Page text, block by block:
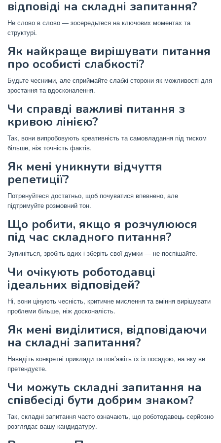
відповіді на складні запитання?
Не слово в слово — зосередьтеся на ключових моментах та
структурі.
Як найкраще вирішувати питання
про особисті слабкості?
Будьте чесними, але сприймайте слабкі сторони як можливості для
зростання та вдосконалення.
Чи справді важливі питання з
кривою лінією?
Так, вони випробовують креативність та самовладання під тиском
більше, ніж точність фактів.
Як мені уникнути відчуття
репетиції?
Потренуйтеся достатньо, щоб почуватися впевнено, але
підтримуйте розмовний тон.
Що робити, якщо я розчулююся
під час складного питання?
Зупиніться, зробіть вдих і зберіть свої думки — не поспішайте.
Чи очікують роботодавці
ідеальних відповідей?
Ні, вони цінують чесність, критичне мислення та вміння вирішувати
проблеми більше, ніж досконалість.
Як мені виділитися, відповідаючи
на складні запитання?
Наведіть конкретні приклади та пов’яжіть їх із посадою, на яку ви
претендуєте.
Чи можуть складні запитання на
співбесіді бути добрим знаком?
Так, складні запитання часто означають, що роботодавець серйозно
розглядає вашу кандидатуру.